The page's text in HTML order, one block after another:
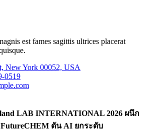
est fames sagittis ultrices placerat
New York 00052, USA
0519
LAB INTERNATIONAL 2026 ผนึก
FutureCHEM ดัน AI ยกระดับ